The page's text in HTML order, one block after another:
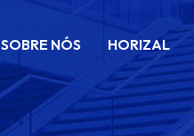
SOBRE NÓS HORIZAL